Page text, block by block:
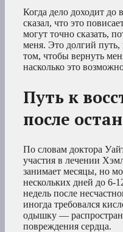
Когда дело доходит до
сказал, что это
могут точно сказать,
меня. Это долгий путь,
том, чтобы вернуть
насколько это
Путь к
после
По словам доктора
участия в лечении
занимает месяцы, но
нескольких дней до 6-
недель после
иногда требовался
одышку —
повреждения сердца.